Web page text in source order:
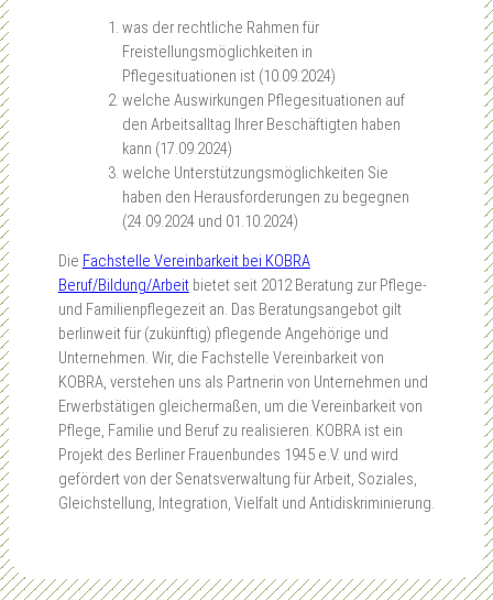
was der rechtliche Rahmen für
Freistellungsmöglichkeiten in
Pflegesituationen ist (10.09.2024)
welche Auswirkungen Pflegesituationen auf
den Arbeitsalltag Ihrer Beschäftigten haben
kann (17.09.2024)
welche Unterstützungsmöglichkeiten Sie
haben den Herausforderungen zu begegnen
(24.09.2024 und 01.10.2024)
Die Fachstelle Vereinbarkeit bei KOBRA
Beruf/Bildung/Arbeitbietet seit 2012 Beratung zur Pflege-
und Familienpflegezeit an. Das Beratungsangebot gilt
berlinweit für (zukünftig) pflegende Angehörige und
Unternehmen. Wir, die Fachstelle Vereinbarkeit von
KOBRA, verstehen uns als Partnerin von Unternehmen und
Erwerbstätigen gleichermaßen, um die Vereinbarkeit von
Pflege, Familie und Beruf zu realisieren. KOBRA ist ein
Projekt des Berliner Frauenbundes 1945 e.V. und wird
gefördert von der Senatsverwaltung für Arbeit, Soziales,
Gleichstellung, Integration, Vielfalt und Antidiskriminierung.